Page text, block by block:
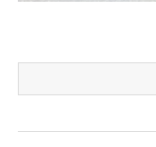
respaldar a la
pedidos sean